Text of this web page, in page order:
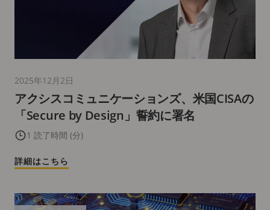
アクシスコミュニケーションズ、米国CISAの
「Secure by Design」誓約に署名
1 読了時間 (分)
2025年12月2日
詳細はこちら